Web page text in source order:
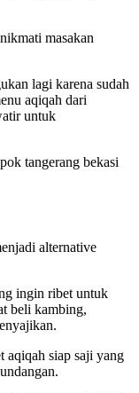
masakan
lagi karena sudah
aqiqah dari
untuk
alternative
ingin ribet untuk
beli kambing,
aqiqah siap saji yang